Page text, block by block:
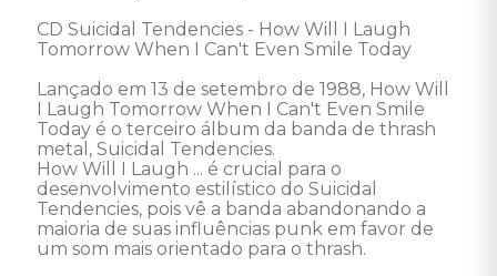
CD Suicidal Tendencies - How Will I Laugh
Tomorrow When I Can't Even Smile Today
Lançado em 13 de setembro de 1988, How Will
I Laugh Tomorrow When I Can't Even Smile
Today é o terceiro álbum da banda de thrash
metal, Suicidal Tendencies.
How Will I Laugh ... é crucial para o
desenvolvimento estilístico do Suicidal
Tendencies, pois vê a banda abandonando a
maioria de suas influências punk em favor de
um som mais orientado para o thrash.